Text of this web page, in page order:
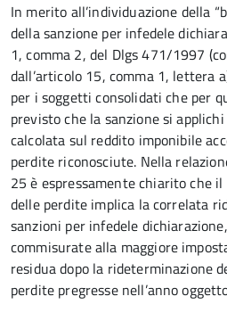
In merito all’individuazione della
della sanzione per infedele
1, comma 2, del Dlgs 471/1997
dall’articolo 15, comma 1, lettera
per i soggetti consolidati che per
previsto che la sanzione si
calcolata sul reddito imponibile
perdite riconosciute. Nella
25 è espressamente chiarito che
delle perdite implica la correlata
sanzioni per infedele
commisurate alla maggiore
residua dopo la rideterminazione
perdite pregresse nell’anno